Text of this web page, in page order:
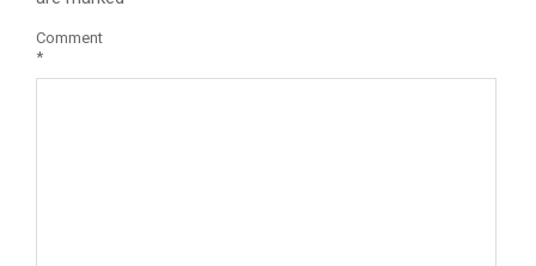
Comment
*